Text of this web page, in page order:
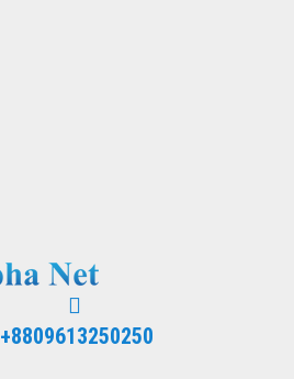
+8809613250250